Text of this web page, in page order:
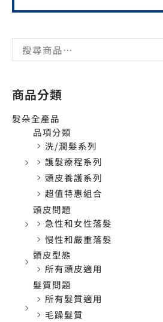
商品分類
髮朵全產品
品項分類
洗/潤髮系列
護髮療程系列
頭皮養護系列
超值特惠組合
頭皮問題
急性和女性落髮
慢性和嚴重落髮
頭皮型態
所有頭皮適用
髮質問題
所有髮質適用
毛躁髮質